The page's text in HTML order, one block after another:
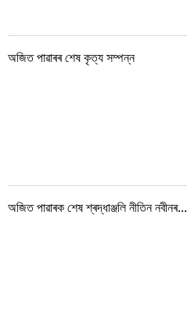
অজিত পাৱাৰৰ শেষ কৃত্য সম্পন্ন
অজিত পাৱাৰক শেষ শ্ৰদ্ধাঞ্জলি নীতিন নবীনৰ...